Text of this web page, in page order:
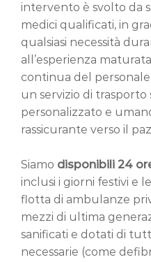
intervento è svolto da
medici qualificati, in
qualsiasi necessità
all’esperienza
continua del
un servizio di
personalizzato e
rassicurante verso il
Siamo disponibili 24
inclusi i giorni festivi e
flotta di ambulanze
mezzi di ultima
sanificati e dotati di
necessarie (come